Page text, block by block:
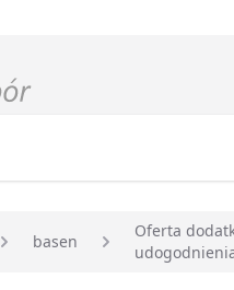
basen
Oferta